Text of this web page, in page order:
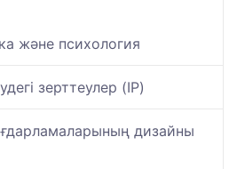
және психология
зерттеулер (IP)
дизайны